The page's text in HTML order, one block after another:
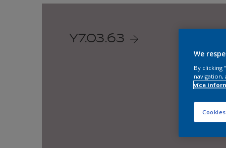
Y7.03.63
We
By clicking
navigation,
více